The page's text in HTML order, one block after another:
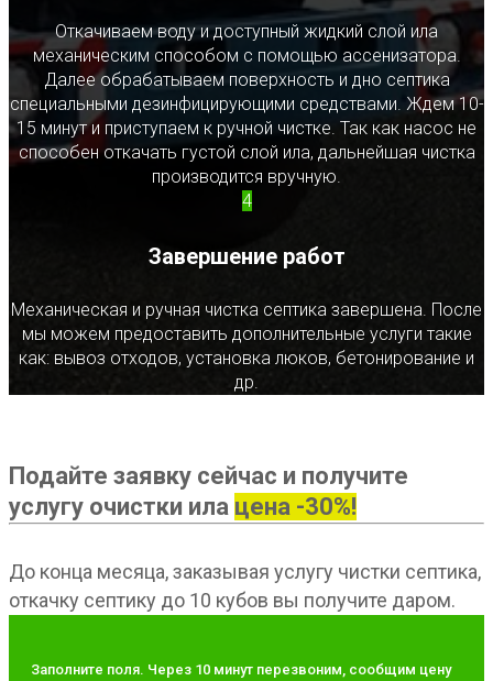
Откачиваем воду и доступный жидкий слой ила
механическим способом с помощью ассенизатора.
Далее обрабатываем поверхность и дно септика
специальными дезинфицирующими средствами. Ждем 10-
15 минут и приступаем к ручной чистке. Так как насос не
способен откачать густой слой ила, дальнейшая чистка
производится вручную.
4
Завершение работ
Механическая и ручная чистка септика завершена. После
мы можем предоставить дополнительные услуги такие
как: вывоз отходов, установка люков, бетонирование и
др.
Подайте заявку сейчас и получите
услугу очистки ила цена -30%!
До конца месяца, заказывая услугу чистки септика,
откачку септику до 10 кубов вы получите даром.
Заполните поля. Через 10 минут перезвоним, сообщим цену